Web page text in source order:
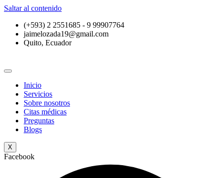
Saltar al contenido
(+593) 2 2551685 - 9 99907764
jaimelozada19@gmail.com
Quito, Ecuador
Inicio
Servicios
Sobre nosotros
Citas médicas
Preguntas
Blogs
X
Facebook